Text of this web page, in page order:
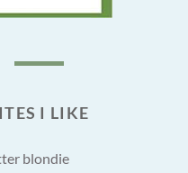
I LIKE
blondie